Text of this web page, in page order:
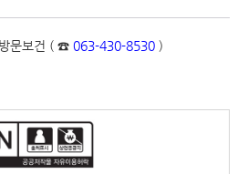
문보건 ( ☎ 063-430-8530 )